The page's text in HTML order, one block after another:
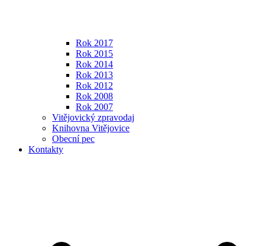
Rok 2017
Rok 2015
Rok 2014
Rok 2013
Rok 2012
Rok 2008
Rok 2007
Vitějovický zpravodaj
Knihovna Vitějovice
Obecní pec
Kontakty